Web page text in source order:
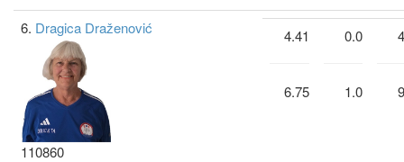
6. Dragica Draženović
110860
4.41
6.75
0.0
1.0